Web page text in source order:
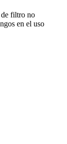
filtro no
en el uso